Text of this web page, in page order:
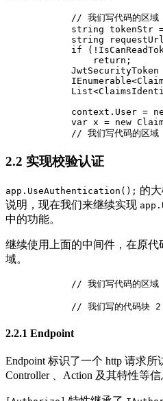
            // 我们写代码的区域
string tokenStr
string
if
                return;
context.User =
var x = new
            // 我们写代码的区域
2.2 实现校验认证
app.UseAuthentication(); 的
说明，现在我们来继续实现
中的功能。
继续使用上面的中间件，在原代
域。
            // 我们写代码的区域
            // 我们写的代码块 2
2.2.1 Endpoint
Endpoint 标识了一个 http 请求
Controller 、Action 及其特性等信